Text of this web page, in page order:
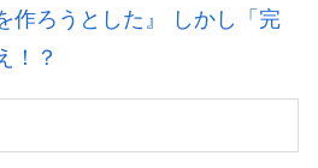
作ろうとした』 しかし「完
！？